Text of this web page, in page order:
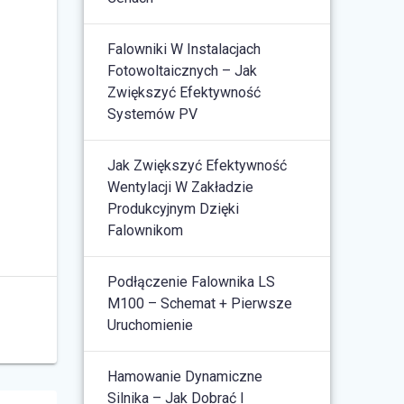
Falowniki W Instalacjach
Fotowoltaicznych – Jak
Zwiększyć Efektywność
Systemów PV
Jak Zwiększyć Efektywność
Wentylacji W Zakładzie
Produkcyjnym Dzięki
Falownikom
Podłączenie Falownika LS
M100 – Schemat + Pierwsze
Uruchomienie
Hamowanie Dynamiczne
Silnika – Jak Dobrać I